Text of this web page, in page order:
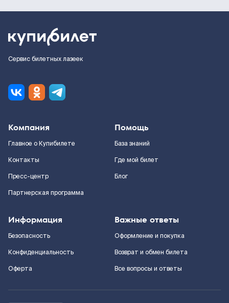
Сервис билетных лазеек
Компания
Главное о Купибилете
Контакты
Пресс-центр
Партнерская программа
Помощь
База знаний
Где мой билет
Блог
Информация
Безопасность
Конфиденциальность
Оферта
Важные ответы
Оформление и покупка
Возврат и обмен билета
Все вопросы и ответы